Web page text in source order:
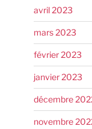
avril 2023
mars 2023
février 2023
janvier 2023
décembre
novembre